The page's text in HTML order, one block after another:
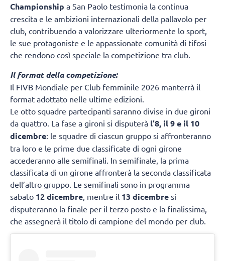
Championship a San Paolo testimonia la continua
crescita e le ambizioni internazionali della pallavolo per
club, contribuendo a valorizzare ulteriormente lo sport,
le sue protagoniste e le appassionate comunità di tifosi
che rendono così speciale la competizione tra club.
Il format della competizione:
Il FIVB Mondiale per Club femminile 2026 manterrà il
format adottato nelle ultime edizioni.
Le otto squadre partecipanti saranno divise in due gironi
da quattro. La fase a gironi si disputerà l’8, il 9 e il 10
dicembre: le squadre di ciascun gruppo si affronteranno
tra loro e le prime due classificate di ogni girone
accederanno alle semifinali. In semifinale, la prima
classificata di un girone affronterà la seconda classificata
dell’altro gruppo. Le semifinali sono in programma
sabato 12 dicembre , mentre il 13 dicembre si
disputeranno la finale per il terzo posto e la finalissima,
che assegnerà il titolo di campione del mondo per club.